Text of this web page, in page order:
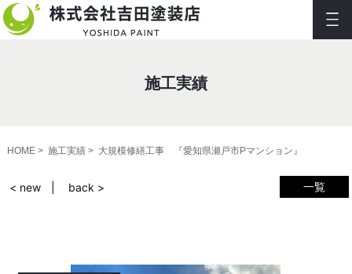
施工実績
HOME 施工実績 大規模修繕工事 『愛知県瀬戸市Pマンション』
一覧
< new back >